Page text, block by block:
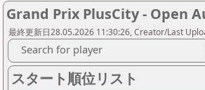
Grand Prix PlusCity - Open
最終更新日28.05.2026 11:30:26, Creator/Last
Search for player
スタート順位リスト